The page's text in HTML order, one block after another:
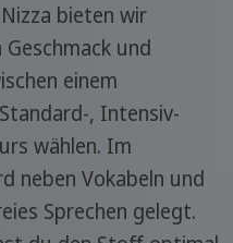
bieten wir
und
einem
, Intensiv-
wählen. Im
neben Vokabeln und
Sprechen gelegt.